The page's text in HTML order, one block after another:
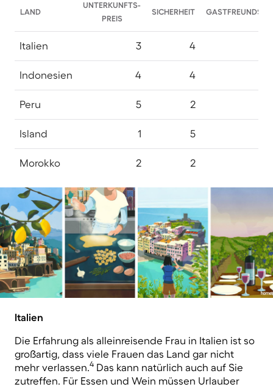
LAND
UNTERKUNFTS-
PREIS
SICHERHEIT
Italien 3 4
Indonesien 4 4
Peru 5 2
Island 1 5
Morokko 2 2
Italien
Die Erfahrung als alleinreisende Frau in Italien ist so
großartig, dass viele Frauen das Land gar nicht
mehr verlassen. 4 Das kann natürlich auch auf Sie
zutreffen. Für Essen und Wein müssen Urlauber